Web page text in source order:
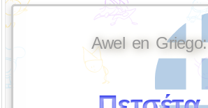
Awel en Griego: